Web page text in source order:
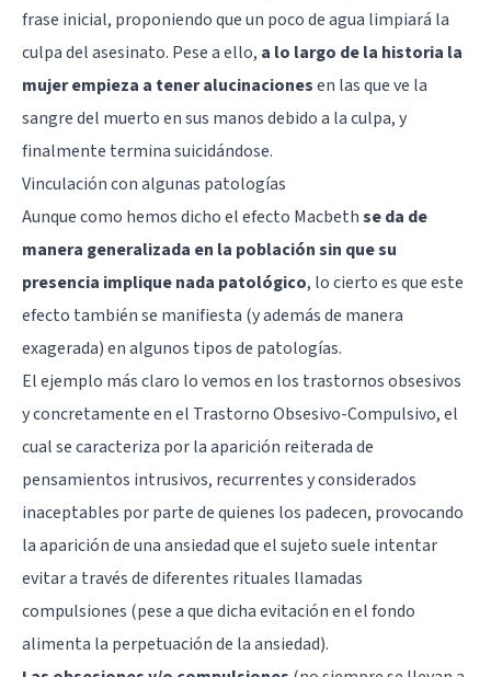
frase inicial, proponiendo que un poco de agua limpiará la
culpa del asesinato. Pese a ello, a lo largo de la historia la
mujer empieza a tener alucinacionesen las que ve la
sangre del muerto en sus manos debido a la culpa, y
finalmente termina suicidándose.
Vinculación con algunas patologías
Aunque como hemos dicho el efecto Macbethse da de
manera generalizada en la población sin que su
presencia implique nada patológico, lo cierto es que este
efecto también se manifiesta (y además de manera
exagerada) en algunos tipos de patologías.
El ejemplo más claro lo vemos en los trastornos obsesivos
y concretamente en el Trastorno Obsesivo-Compulsivo, el
cual se caracteriza por la aparición reiterada de
pensamientos intrusivos, recurrentes y considerados
inaceptables por parte de quienes los padecen, provocando
la aparición de una ansiedad que el sujeto suele intentar
evitar a través de diferentes rituales llamadas
compulsiones (pese a que dicha evitación en el fondo
alimenta la perpetuación de la ansiedad).